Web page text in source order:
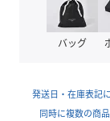
バッグ
発送日・在庫表記
同時に複数の商